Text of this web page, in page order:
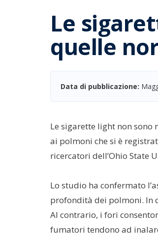
Le
quelle
Data di pubblicazione:
Le sigarette light non
ai polmoni che si è
ricercatori dell’Ohio State
Lo studio ha confermato
profondità dei polmoni. In
Al contrario, i fori
fumatori tendono ad